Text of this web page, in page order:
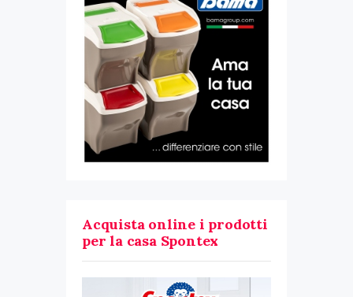
Acquista online i prodotti
per la casa Spontex